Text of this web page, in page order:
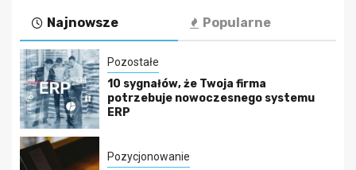
Najnowsze Popularne
Pozostałe
10 sygnałów, że Twoja firma
potrzebuje nowoczesnego systemu
ERP
Pozycjonowanie